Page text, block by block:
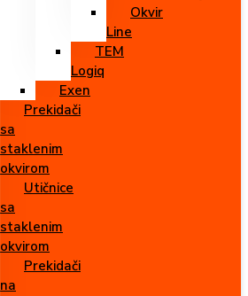
Okvir
Line
TEM
Logiq
Exen
Prekidači
sa
staklenim
okvirom
Utičnice
sa
staklenim
okvirom
Prekidači
na